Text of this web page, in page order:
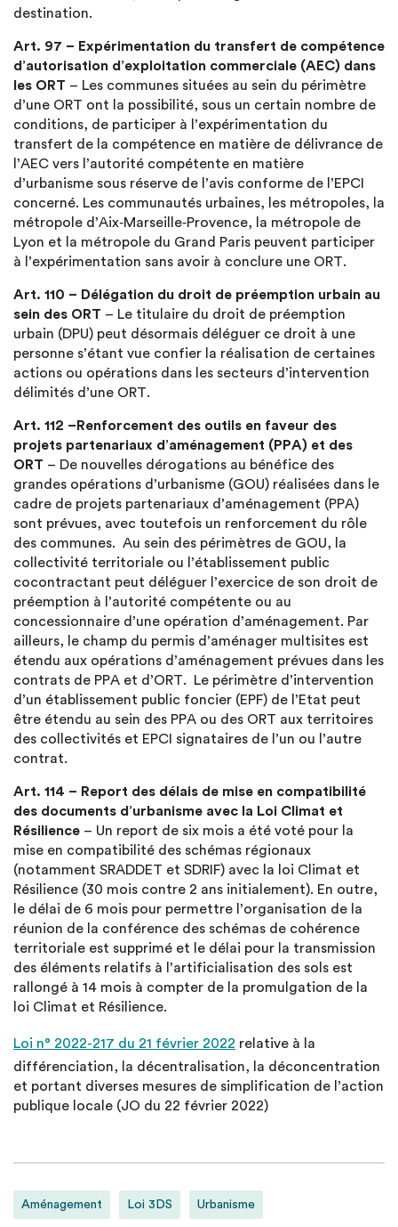
destination.
Art. 97 – Expérimentation du transfert de compétence
d’autorisation d’exploitation commerciale (AEC) dans
les ORT – Les communes situées au sein du périmètre
d’une ORT ont la possibilité, sous un certain nombre de
conditions, de participer à l’expérimentation du
transfert de la compétence en matière de délivrance de
l’AEC vers l’autorité compétente en matière
d’urbanisme sous réserve de l’avis conforme de l’EPCI
concerné. Les communautés urbaines, les métropoles, la
métropole d’Aix‑Marseille‑Provence, la métropole de
Lyon et la métropole du Grand Paris peuvent participer
à l’expérimentation sans avoir à conclure une ORT.
Art. 110 – Délégation du droit de préemption urbain au
sein des ORT – Le titulaire du droit de préemption
urbain (DPU) peut désormais déléguer ce droit à une
personne s’étant vue confier la réalisation de certaines
actions ou opérations dans les secteurs d’intervention
délimités d’une ORT.
Art. 112 –Renforcement des outils en faveur des
projets partenariaux d’aménagement (PPA) et des
ORT – De nouvelles dérogations au bénéfice des
grandes opérations d’urbanisme (GOU) réalisées dans le
cadre de projets partenariaux d’aménagement (PPA)
sont prévues, avec toutefois un renforcement du rôle
des communes. Au sein des périmètres de GOU, la
collectivité territoriale ou l’établissement public
cocontractant peut déléguer l’exercice de son droit de
préemption à l’autorité compétente ou au
concessionnaire d’une opération d’aménagement. Par
ailleurs, le champ du permis d’aménager multisites est
étendu aux opérations d’aménagement prévues dans les
contrats de PPA et d’ORT. Le périmètre d’intervention
d’un établissement public foncier (EPF) de l’Etat peut
être étendu au sein des PPA ou des ORT aux territoires
des collectivités et EPCI signataires de l’un ou l’autre
contrat.
Art. 114 – Report des délais de mise en compatibilité
des documents d’urbanisme avec la Loi Climat et
Résilience – Un report de six mois a été voté pour la
mise en compatibilité des schémas régionaux
(notamment SRADDET et SDRIF) avec la loi Climat et
Résilience (30 mois contre 2 ans initialement). En outre,
le délai de 6 mois pour permettre l’organisation de la
réunion de la conférence des schémas de cohérence
territoriale est supprimé et le délai pour la transmission
des éléments relatifs à l’artificialisation des sols est
rallongé à 14 mois à compter de la promulgation de la
loi Climat et Résilience.
Loi n° 2022-217 du 21 février 2022 relative à la
différenciation, la décentralisation, la déconcentration
et portant diverses mesures de simplification de l’action
publique locale (JO du 22 février 2022)
Aménagement Loi 3DS Urbanisme